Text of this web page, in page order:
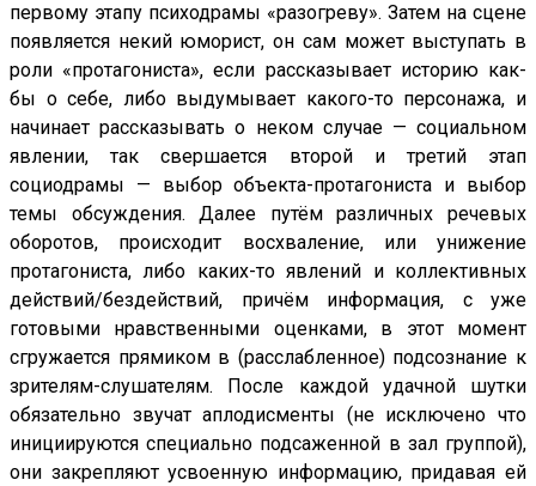
первому этапу психодрамы «разогреву». Затем на сцене
появляется некий юморист, он сам может выступать в
роли «протагониста», если рассказывает историю как-
бы о себе, либо выдумывает какого-то персонажа, и
начинает рассказывать о неком случае — социальном
явлении, так свершается второй и третий этап
социодрамы — выбор объекта-протагониста и выбор
темы обсуждения. Далее путём различных речевых
оборотов, происходит восхваление, или унижение
протагониста, либо каких-то явлений и коллективных
действий/бездействий, причём информация, с уже
готовыми нравственными оценками, в этот момент
сгружается прямиком в (расслабленное) подсознание к
зрителям-слушателям. После каждой удачной шутки
обязательно звучат аплодисменты (не исключено что
инициируются специально подсаженной в зал группой),
они закрепляют усвоенную информацию, придавая ей